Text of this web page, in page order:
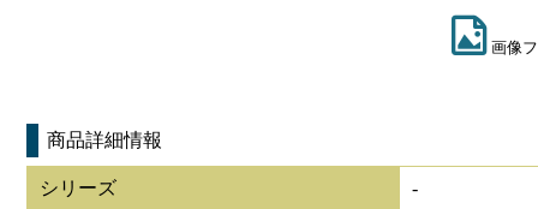
画像
商品詳細情報
シリーズ -